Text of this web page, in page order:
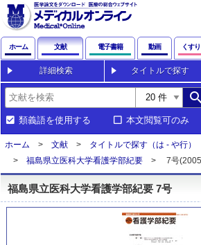
ホーム 文献 電子書籍 動画 くすり
詳細検索 タイトルで探す
類義語を使用する 本文閲覧可のみ
ホーム 文献
タイトルで探す（は - や行）
福島県立医科大学看護学部紀要
7号
福島県立医科大学看護学部紀要 7号